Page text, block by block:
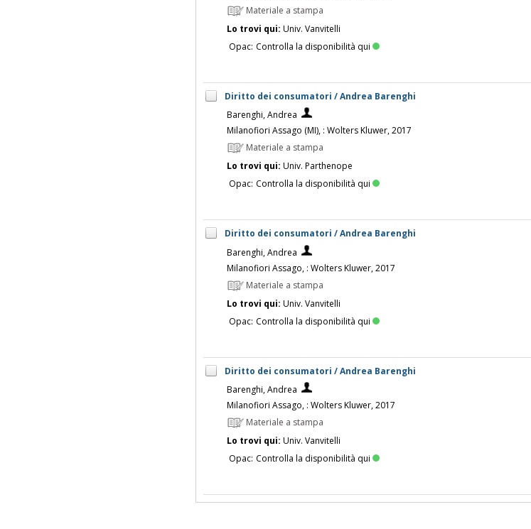
Materiale a stampa
Lo trovi qui: Univ. Vanvitelli
Opac: Controlla la disponibilità qui
Diritto dei consumatori / Andrea Barenghi
Barenghi, Andrea
Milanofiori Assago (MI), : Wolters Kluwer, 2017
Materiale a stampa
Lo trovi qui: Univ. Parthenope
Opac: Controlla la disponibilità qui
Diritto dei consumatori / Andrea Barenghi
Barenghi, Andrea
Milanofiori Assago, : Wolters Kluwer, 2017
Materiale a stampa
Lo trovi qui: Univ. Vanvitelli
Opac: Controlla la disponibilità qui
Diritto dei consumatori / Andrea Barenghi
Barenghi, Andrea
Milanofiori Assago, : Wolters Kluwer, 2017
Materiale a stampa
Lo trovi qui: Univ. Vanvitelli
Opac: Controlla la disponibilità qui